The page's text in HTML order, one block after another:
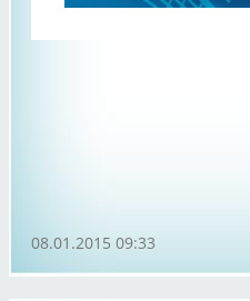
08.01.2015 09:33